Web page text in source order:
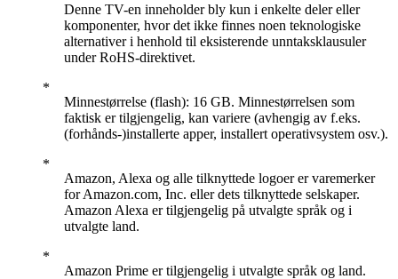
Denne TV-en inneholder bly kun i enkelte deler eller
komponenter, hvor det ikke finnes noen teknologiske
alternativer i henhold til eksisterende unntaksklausuler
under RoHS-direktivet.
Minnestørrelse (flash): 16 GB. Minnestørrelsen som
faktisk er tilgjengelig, kan variere (avhengig av f.eks.
(forhånds-)installerte apper, installert operativsystem osv.).
Amazon, Alexa og alle tilknyttede logoer er varemerker
for Amazon.com, Inc. eller dets tilknyttede selskaper.
Amazon Alexa er tilgjengelig på utvalgte språk og i
utvalgte land.
Amazon Prime er tilgjengelig i utvalgte språk og land.